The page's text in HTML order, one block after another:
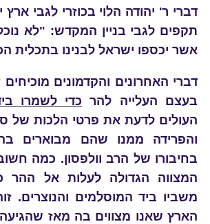
דברי ר' יהודה הלוי בכוזרי לגבי
תקפים לגבי בניין המקדש: "לא
אשר יכספו ישראל לבנינו בתכלית
דברי האחרונים והקדמונים
בעצם העלייה להר כדי לשמרו
העולים לדעת את פרטי הלכות של
והפרידה ממנו שהם מבוארים
בחיבורו של הרב וולפסון. כמה
המצווה הגדולה לעלות אל ההר
משביו ביד המוסלמים והנוצרים.
הארץ שאנו מצווים בה מאז